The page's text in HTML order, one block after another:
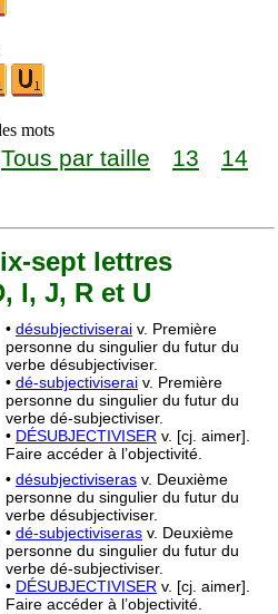
mots
Tous par taille 13
14
sept lettres
I, J, R et U
• désubjectiviserai v. Première
personne du singulier du futur du
verbe désubjectiviser.
• dé-subjectiviserai v. Première
personne du singulier du futur du
verbe dé-subjectiviser.
• DÉSUBJECTIVISER v. [cj. aimer].
Faire accéder à l’objectivité.
• désubjectiviseras v. Deuxième
personne du singulier du futur du
verbe désubjectiviser.
• dé-subjectiviseras v. Deuxième
personne du singulier du futur du
verbe dé-subjectiviser.
• DÉSUBJECTIVISER v. [cj. aimer].
Faire accéder à l’objectivité.